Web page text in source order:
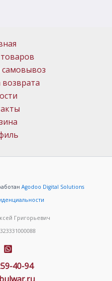
самовывоз
Agodoo Digital Solutions
Григорьевич
40-94